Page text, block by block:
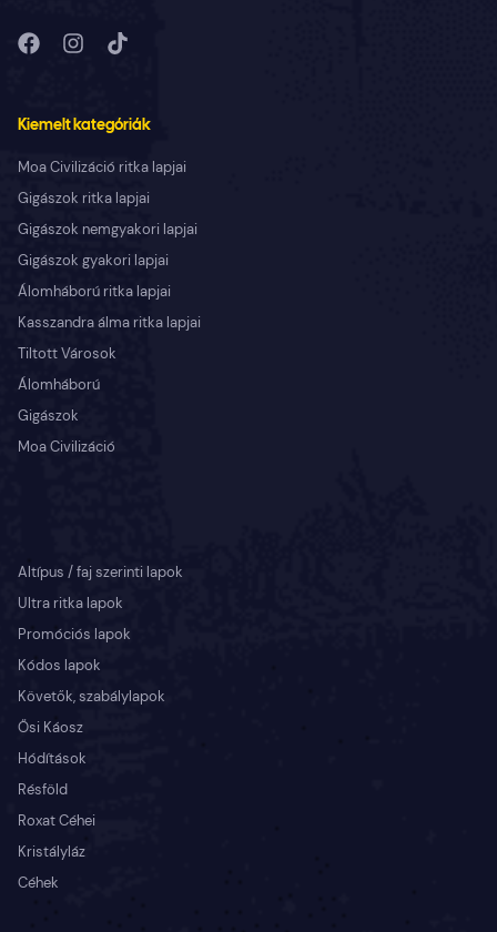
Kiemelt kategóriák
Moa Civilizáció ritka lapjai
Gigászok ritka lapjai
Gigászok nemgyakori lapjai
Gigászok gyakori lapjai
Álomháború ritka lapjai
Kasszandra álma ritka lapjai
Tiltott Városok
Álomháború
Gigászok
Moa Civilizáció
Altípus / faj szerinti lapok
Ultra ritka lapok
Promóciós lapok
Kódos lapok
Követők, szabálylapok
Ősi Káosz
Hódítások
Résföld
Roxat Céhei
Kristályláz
Céhek